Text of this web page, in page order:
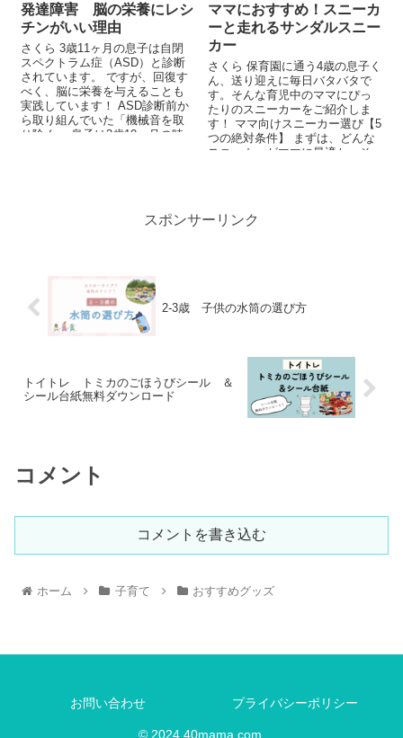
発達障害 脳の栄養にレシ
チンがいい理由
さくら 3歳11ヶ月の息子は自閉
スペクトラム症（ASD）と診断
されています。 ですが、回復す
べく、脳に栄養を与えることも
実践しています！ ASD診断前か
ら取り組んでいた「機械音を取
り除く」 息子は3歳10ヶ月の時
ママにおすすめ！スニーカ
ーと走れるサンダルスニー
カー
さくら 保育園に通う4歳の息子く
ん、送り迎えに毎日バタバタで
す。そんな育児中のママにぴっ
たりのスニーカーをご紹介しま
す！ ママ向けスニーカー選び【5
つの絶対条件】 まずは、どんな
スニーカーがママに最適か、そ
スポンサーリンク
2-3歳 子供の水筒の選び方
トイトレ トミカのごほうびシール ＆
シール台紙無料ダウンロード
コメント
コメントを書き込む
ホーム 子育て おすすめグッズ
お問い合わせ プライバシーポリシー
© 2024 40mama.com.